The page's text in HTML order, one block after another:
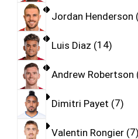
Jordan Henderson
Luis Diaz 14
Andrew Robertson
Dimitri Payet 7
Valentin Rongier 7